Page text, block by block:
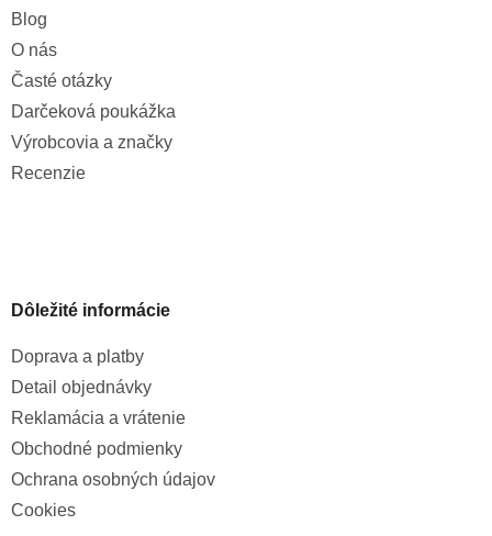
Blog
O nás
Časté otázky
Darčeková poukážka
Výrobcovia a značky
Recenzie
Dôležité informácie
Doprava a platby
Detail objednávky
Reklamácia a vrátenie
Obchodné podmienky
Ochrana osobných údajov
Cookies